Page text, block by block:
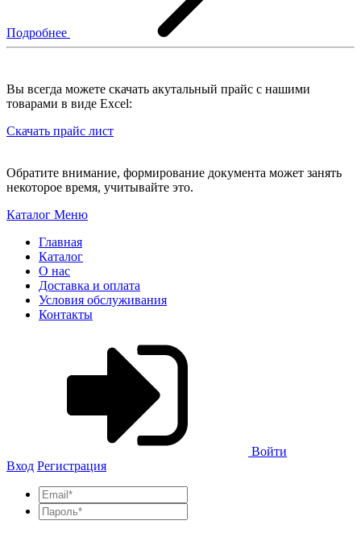
Подробнее
Вы всегда можете скачать акутальный прайс с нашими
товарами в виде Excel:
Скачать прайс лист
Обратите внимание, формирование документа может занять
некоторое время, учитывайте это.
Каталог Меню
Главная
Каталог
О нас
Доставка и оплата
Условия обслуживания
Контакты
Войти
Вход Регистрация